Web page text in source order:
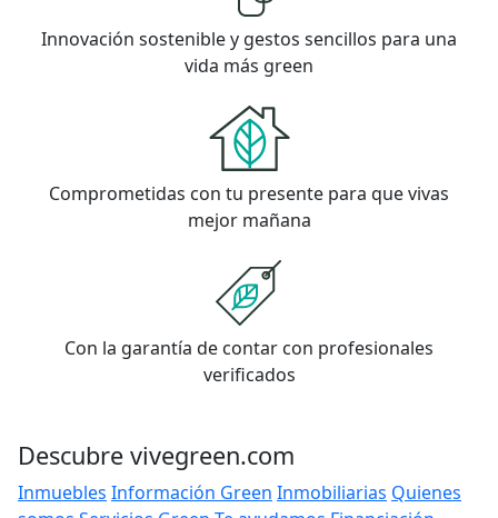
Innovación sostenible y gestos sencillos para una
vida más green
Comprometidas con tu presente para que vivas
mejor mañana
Con la garantía de contar con profesionales
verificados
Descubre vivegreen.com
Inmuebles Información Green Inmobiliarias Quienes